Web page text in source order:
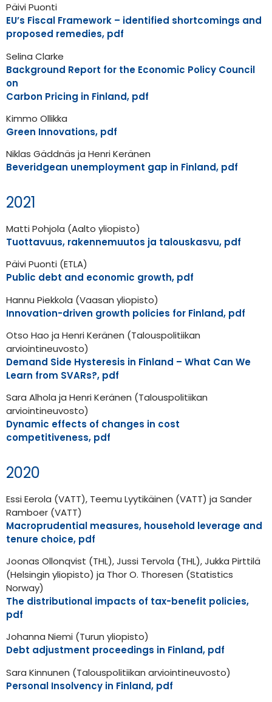
Päivi Puonti
EU’s Fiscal Framework – identified shortcomings and
proposed remedies, pdf
Selina Clarke
Background Report for the Economic Policy Council
on
Carbon Pricing in Finland, pdf
Kimmo Ollikka
Green Innovations, pdf
Niklas Gäddnäs ja Henri Keränen
Beveridgean unemployment gap in Finland, pdf
2021
Matti Pohjola (Aalto yliopisto)
Tuottavuus, rakennemuutos ja talouskasvu, pdf
Päivi Puonti (ETLA)
Public debt and economic growth, pdf
Hannu Piekkola (Vaasan yliopisto)
Innovation-driven growth policies for Finland, pdf
Otso Hao ja Henri Keränen (Talouspolitiikan
arviointineuvosto)
Demand Side Hysteresis in Finland – What Can We
Learn from SVARs?, pdf
Sara Alhola ja Henri Keränen (Talouspolitiikan
arviointineuvosto)
Dynamic effects of changes in cost
competitiveness, pdf
2020
Essi Eerola (VATT), Teemu Lyytikäinen (VATT) ja Sander
Ramboer (VATT)
Macroprudential measures, household leverage and
tenure choice, pdf
Joonas Ollonqvist (THL), Jussi Tervola (THL), Jukka Pirttilä
(Helsingin yliopisto) ja Thor O. Thoresen (Statistics
Norway)
The distributional impacts of tax-benefit policies,
pdf
Johanna Niemi (Turun yliopisto)
Debt adjustment proceedings in Finland, pdf
Sara Kinnunen (Talouspolitiikan arviointineuvosto)
Personal Insolvency in Finland, pdf